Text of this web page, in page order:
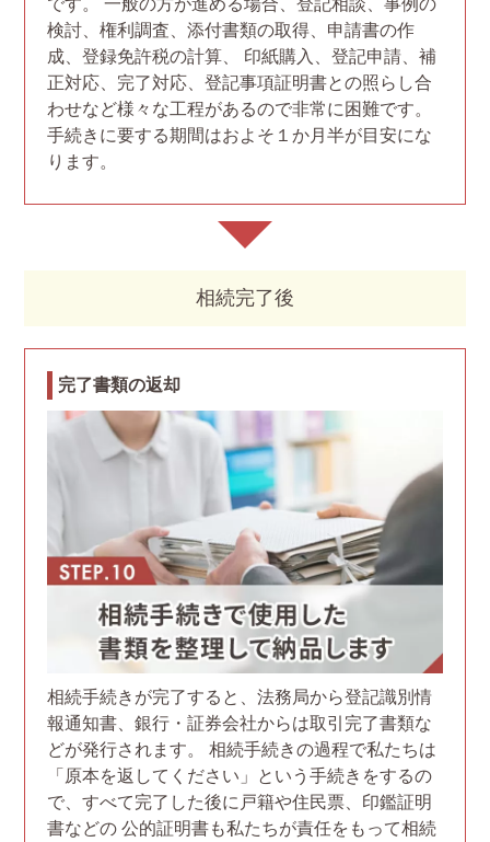
検討、権利調査、添付書類の取得、申請書の作
成、登録免許税の計算、 印紙購入、登記申請、補
正対応、完了対応、登記事項証明書との照らし合
わせなど様々な工程があるので非常に困難です。
手続きに要する期間はおよそ１か月半が目安にな
ります。
相続完了後
完了書類の返却
相続手続きが完了すると、法務局から登記識別情
報通知書、銀行・証券会社からは取引完了書類な
どが発行されます。 相続手続きの過程で私たちは
「原本を返してください」という手続きをするの
で、すべて完了した後に戸籍や住民票、印鑑証明
書などの 公的証明書も私たちが責任をもって相続